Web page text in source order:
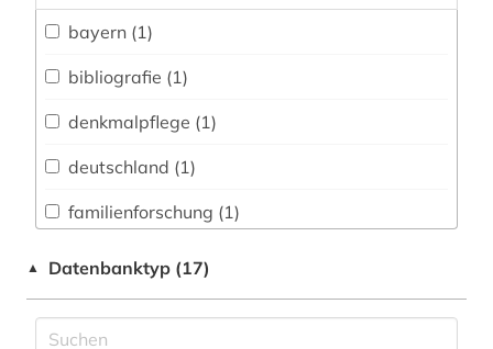
Jesuitica (0)
Mittellateinische und Neugriechische Philologie.
Neulatein (0)
Kommunikationsdesign (0)
Medizin (0)
Musikwissenschaft (0)
bayern (1)
bibliografie (1)
denkmalpflege (1)
deutschland (1)
familienforschung (1)
genealogie (1)
geschichte 1815-1945 (1)
▲ Datenbanktyp (17)